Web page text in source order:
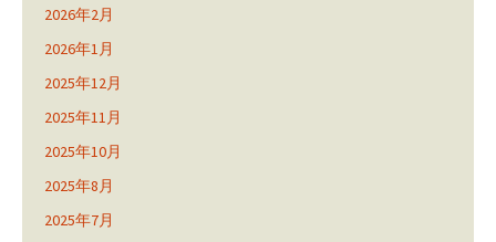
2026年2月
2026年1月
2025年12月
2025年11月
2025年10月
2025年8月
2025年7月